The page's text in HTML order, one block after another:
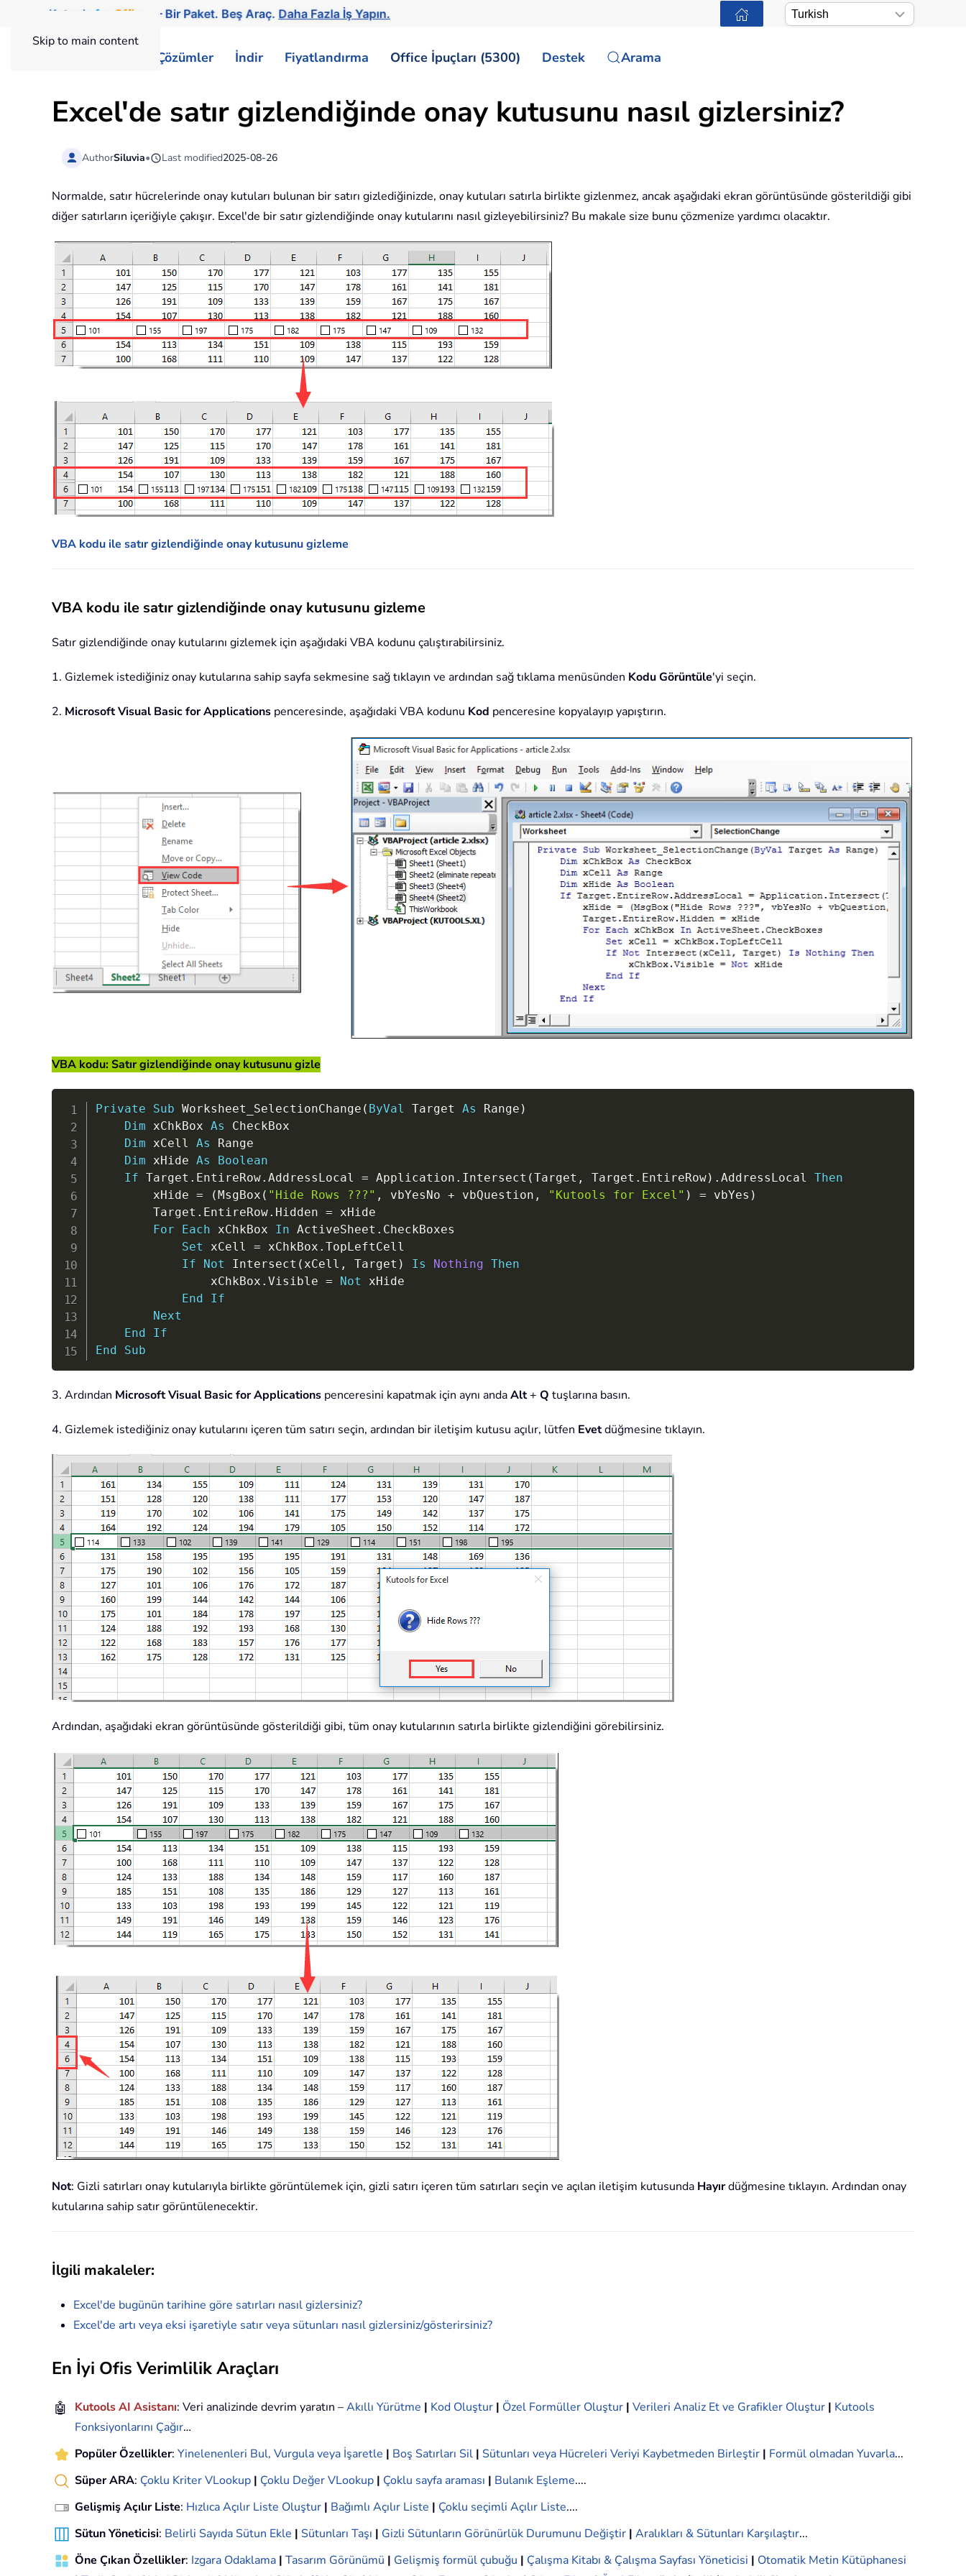
Skip to main content
Kutools for Office — Bir Paket. Beş Araç.Daha Fazla İş Yapın.
Çözümler İndir Fiyatlandırma Office İpuçları (5300) Destek Arama
Excel'de satır gizlendiğinde onay kutusunu nasıl gizlersiniz?
AuthorSiluvia• Last modified2025-08-26
Normalde, satır hücrelerinde onay kutuları bulunan bir satırı gizlediğinizde, onay kutuları satırla birlikte gizlenmez, ancak aşağıdaki ekran görüntüsünde gösterildiği gibi
diğer satırların içeriğiyle çakışır. Excel'de bir satır gizlendiğinde onay kutularını nasıl gizleyebilirsiniz? Bu makale size bunu çözmenize yardımcı olacaktır.
VBA kodu ile satır gizlendiğinde onay kutusunu gizleme
VBA kodu ile satır gizlendiğinde onay kutusunu gizleme
Satır gizlendiğinde onay kutularını gizlemek için aşağıdaki VBA kodunu çalıştırabilirsiniz.
1. Gizlemek istediğiniz onay kutularına sahip sayfa sekmesine sağ tıklayın ve ardından sağ tıklama menüsünden Kodu Görüntüle'yi seçin.
2. Microsoft Visual Basic for Applications penceresinde, aşağıdaki VBA kodunu Kod penceresine kopyalayıp yapıştırın.
VBA kodu: Satır gizlendiğinde onay kutusunu gizle
Private Sub Worksheet_SelectionChange ( ByVal Target As Range )
Dim xChkBox As CheckBox
Dim xCell As Range
Dim xHide As
Boolean
If Target . EntireRow. AddressLocal = Application . Intersect (Target , Target . EntireRow) . AddressLocal Then
        xHide
= (MsgBox ( "Hide Rows ???" , vbYesNo + vbQuestion , "Kutools for Excel" ) = vbYes )
        Target
. EntireRow. Hidden = xHide
For
Each xChkBox In ActiveSheet . CheckBoxes
Set xCell = xChkBox . TopLeftCell
If
Not Intersect ( xCell , Target ) Is Nothing Then
                xChkBox
. Visible = Not xHide
End
If
Next
End
If
End
Sub
3. Ardından Microsoft Visual Basic for Applications penceresini kapatmak için aynı andaAlt+ Q tuşlarına basın.
4. Gizlemek istediğiniz onay kutularını içeren tüm satırı seçin, ardından bir iletişim kutusu açılır, lütfen Evetdüğmesine tıklayın.
Ardından, aşağıdaki ekran görüntüsünde gösterildiği gibi, tüm onay kutularının satırla birlikte gizlendiğini görebilirsiniz.
Not: Gizli satırları onay kutularıyla birlikte görüntülemek için, gizli satırı içeren tüm satırları seçin ve açılan iletişim kutusunda Hayırdüğmesine tıklayın. Ardından onay
kutularına sahip satır görüntülenecektir.
İlgili makaleler:
Excel'de bugünün tarihine göre satırları nasıl gizlersiniz?
Excel'de artı veya eksi işaretiyle satır veya sütunları nasıl gizlersiniz/gösterirsiniz?
En İyi Ofis Verimlilik Araçları
🤖 Kutools AI Asistanı: Veri analizinde devrim yaratın –Akıllı Yürütme | Kod Oluştur | Özel Formüller Oluştur | Verileri Analiz Et ve Grafikler Oluştur | Kutools
Fonksiyonlarını Çağır…
Popüler Özellikler: Yinelenenleri Bul, Vurgula veya İşaretle | Boş Satırları Sil | Sütunları veya Hücreleri Veriyi Kaybetmeden Birleştir | Formül olmadan Yuvarla...
Süper ARA: Çoklu Kriter VLookup | Çoklu Değer VLookup | Çoklu sayfa araması | Bulanık Eşleme....
Gelişmiş Açılır Liste: Hızlıca Açılır Liste Oluştur | Bağımlı Açılır Liste | Çoklu seçimli Açılır Liste....
Sütun Yöneticisi: Belirli Sayıda Sütun Ekle | Sütunları Taşı | Gizli Sütunların Görünürlük Durumunu Değiştir | Aralıkları & Sütunları Karşılaştır...
Öne Çıkan Özellikler: Izgara Odaklama | Tasarım Görünümü | Gelişmiş formül çubuğu | Çalışma Kitabı & Çalışma Sayfası Yöneticisi | Otomatik Metin Kütüphanesi